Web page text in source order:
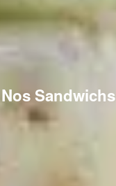
Nos Sandwichs